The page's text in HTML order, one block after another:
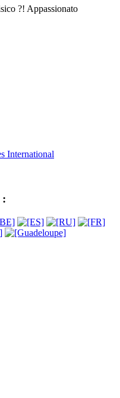
?! Appassionato
International
: